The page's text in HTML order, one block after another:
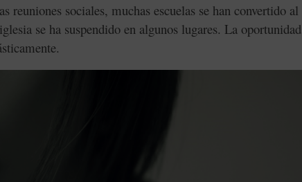
reuniones sociales, muchas escuelas se han convertido al
se ha suspendido en algunos lugares. La